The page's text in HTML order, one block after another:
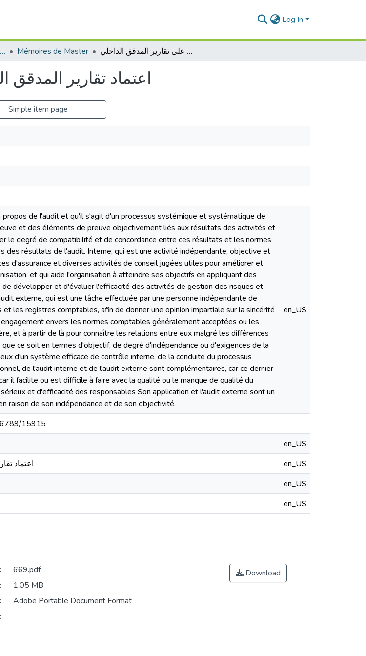
Log In
Département des finances et de comptabilité Mémoires de Master اعتماد تقارير المدقق الخارجي على تقارير المدقق الداخلي
اعتماد تقارير
Simple item page
propos de l'audit et qu'il s'agit d'un processus systémique et systématique de
et des éléments de preuve objectivement liés aux résultats des activités et
le degré de compatibilité et de concordance entre ces résultats et les normes
des résultats de l'audit. Interne, qui est une activité indépendante, objective et
d'assurance et diverses activités de conseil jugées utiles pour améliorer et
et qui aide l'organisation à atteindre ses objectifs en appliquant des
développer et d'évaluer l'efficacité des activités de gestion des risques et
externe, qui est une tâche effectuée par une personne indépendante de
les registres comptables, afin de donner une opinion impartiale sur la sincérité
envers les normes comptables généralement acceptées ou les
et à partir de là pour connaître les relations entre eux malgré les différences
ce soit en termes d'objectif, de degré d'indépendance ou d'exigences de la
d'un système efficace de contrôle interne, de la conduite du processus
de l'audit interne et de l'audit externe sont complémentaires, car ce dernier
il facilite ou est difficile à faire avec la qualité ou le manque de qualité du
et d'efficacité des responsables Son application et l'audit externe sont un
raison de son indépendance et de son objectivité.
en_US
15915
en_US
اعتماد
en_US
en_US
en_US
669.pdf
1.05 MB
Adobe Portable Document Format
Download